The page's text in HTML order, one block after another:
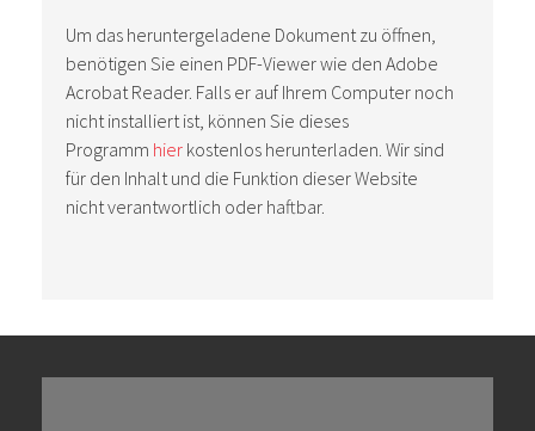
Um das heruntergeladene Dokument zu öffnen,
benötigen Sie einen PDF-Viewer wie den Adobe
Acrobat Reader. Falls er auf Ihrem Computer noch
nicht installiert ist, können Sie dieses
Programm hier kostenlos herunterladen. Wir sind
für den Inhalt und die Funktion dieser Website
nicht verantwortlich oder haftbar.